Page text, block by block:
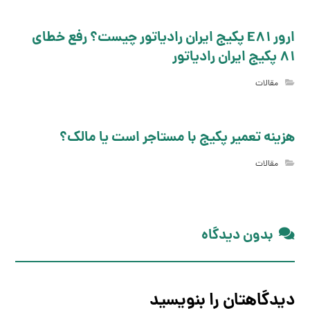
ارور E81 پکیج ایران رادیاتور چیست؟ رفع خطای
81 پکیج ایران رادیاتور
مقالات
هزینه تعمیر پکیج با مستاجر است یا مالک؟
مقالات
بدون دیدگاه
دیدگاهتان را بنویسید